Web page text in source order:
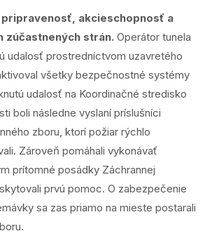
akcieschopnosť a
zúčastnených strán. Operátor tunela
udalosť prostredníctvom uzavretého
všetky bezpečnostné systémy
udalosť na Koordinačné stredisko
boli následne vyslaní príslušníci
zboru, ktorí požiar rýchlo
Zároveň pomáhali vykonávať
prítomné posádky Záchrannej
prvú pomoc. O zabezpečenie
sa zas priamo na mieste postarali